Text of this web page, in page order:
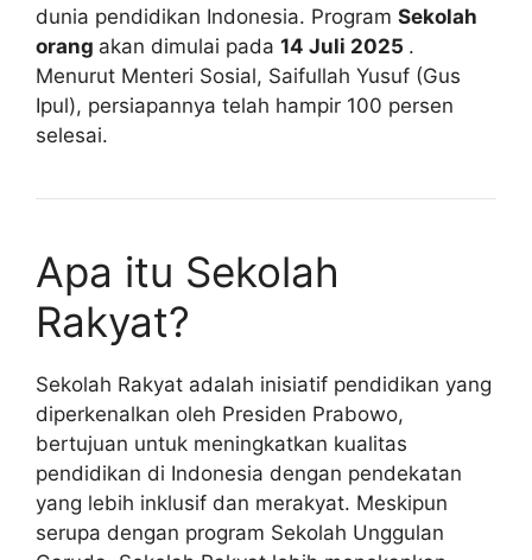
dunia pendidikan Indonesia. Program Sekolah
orang akan dimulai pada 14 Juli 2025 .
Menurut Menteri Sosial, Saifullah Yusuf (Gus
Ipul), persiapannya telah hampir 100 persen
selesai.
Apa itu Sekolah
Rakyat?
Sekolah Rakyat adalah inisiatif pendidikan yang
diperkenalkan oleh Presiden Prabowo,
bertujuan untuk meningkatkan kualitas
pendidikan di Indonesia dengan pendekatan
yang lebih inklusif dan merakyat. Meskipun
serupa dengan program Sekolah Unggulan